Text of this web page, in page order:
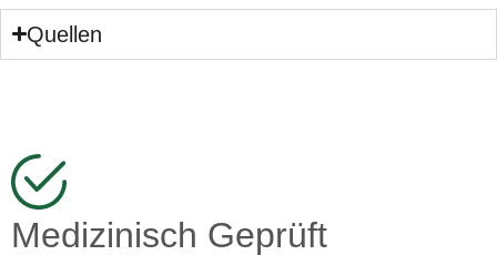
Quellen
Medizinisch Geprüft